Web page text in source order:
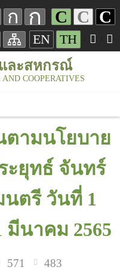
ก ก C C C
EN TH
ละสหกรณ์
COOPERATIVES
ตามนโยบาย
ะยุทธ์ จันทร์
ตรี วันที่ 1
มีนาคม 2565
571 483